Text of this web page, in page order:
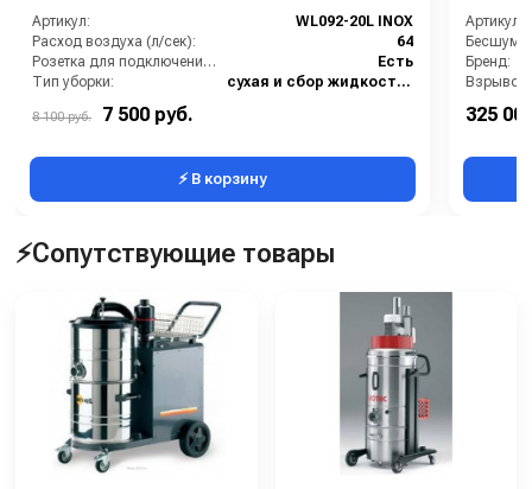
Артикул:
WL092-20L INOX
Расход воздуха (л/сек):
64
Розетка для подключения инструмента:
Есть
Тип уборки:
сухая и сбор жидкостей
Материал бака:
8 100 руб. 7 500 руб.
⚡ В корзину
Артикул:
Бренд:
325
⚡Сопутствующие товары